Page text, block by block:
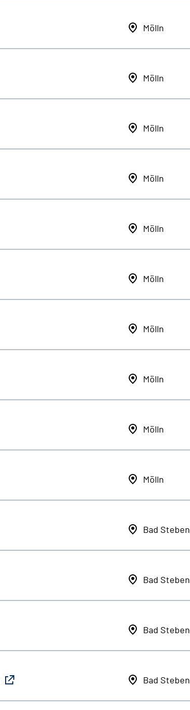
Mölln
Mölln
Mölln
Mölln
Mölln
Mölln
Mölln
Mölln
Mölln
Mölln
Bad Steben
Bad Steben
Bad Steben
Bad Steben